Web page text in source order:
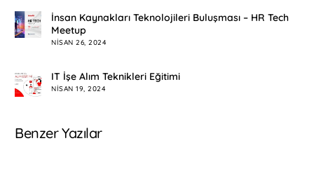
İnsan Kaynakları Teknolojileri Buluşması – HR Tech
Meetup
NISAN 26, 2024
IT İşe Alım Teknikleri Eğitimi
NISAN 19, 2024
Benzer Yazılar